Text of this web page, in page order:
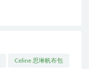
Celine 思琳帆布包